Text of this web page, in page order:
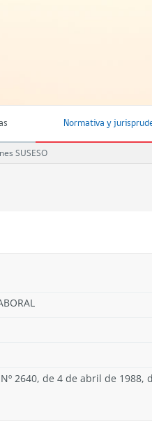
Normativa y
SUSESO
2640, de 4 de abril de